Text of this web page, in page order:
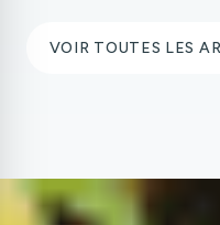
VOIR TOUTES LES